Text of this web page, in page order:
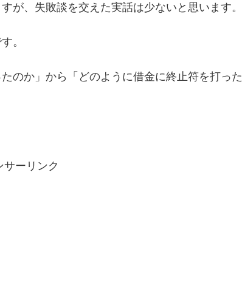
が、失敗談を交えた実話は少ないと思います。
。
のか」から「どのように借金に終止符を打った
サーリンク